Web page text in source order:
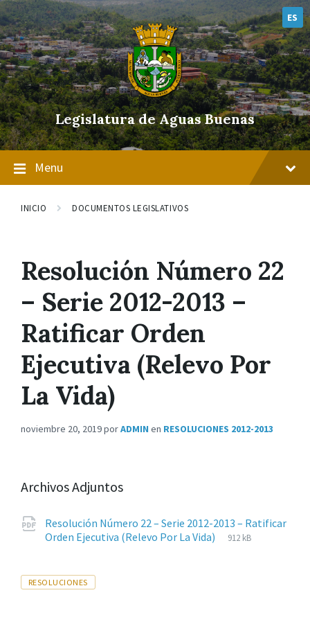
Skip
to
content
Skip
to
main
navigation
Skip
to
footer
ES
Legislatura de Aguas Buenas
Menu
INICIO DOCUMENTOS LEGISLATIVOS
Resolución Número 22
– Serie 2012-2013 –
Ratificar Orden
Ejecutiva (Relevo Por
La Vida)
noviembre 20, 2019porADMIN en RESOLUCIONES 2012-2013
Archivos Adjuntos
Resolución Número 22 – Serie 2012-2013 – Ratificar
Orden Ejecutiva (Relevo Por La Vida)
Extensiones
pdf
Tamaño
912 kB
Tags
RESOLUCIONES